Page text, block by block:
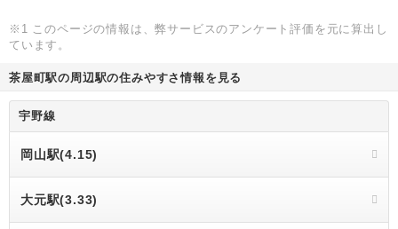
※1 このページの情報は、弊サービスのアンケート評価を元に算出し
ています。
茶屋町駅の周辺駅の住みやすさ情報を見る
宇野線
岡山駅(4.15)
大元駅(3.33)